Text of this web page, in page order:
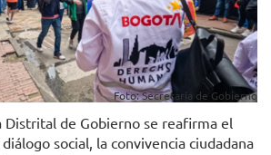
Foto: Secretaría de Gobierno
Distrital de Gobierno se reafirma el
social, la convivencia ciudadana